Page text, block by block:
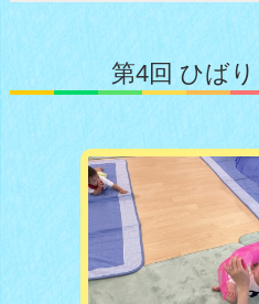
第4回 ひば